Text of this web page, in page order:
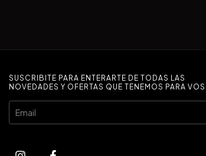
SUSCRIBITE PARA ENTERARTE DE TODAS LAS
NOVEDADES Y OFERTAS QUE TENEMOS PARA VOS